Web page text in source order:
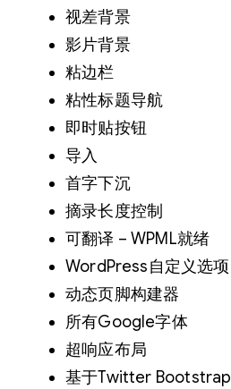
视差背景
影片背景
粘边栏
粘性标题导航
即时贴按钮
导入
首字下沉
摘录长度控制
可翻译 – WPML就绪
WordPress自定义选项
动态页脚构建器
所有Google字体
超响应布局
基于Twitter Bootstrap